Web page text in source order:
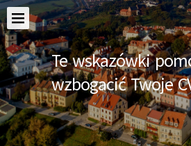
Te wskazówki
wzbogacić Twoje